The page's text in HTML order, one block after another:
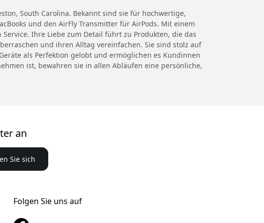
South Carolina. Bekannt sind sie für hochwertige,
und den AirFly Transmitter für AirPods. Mit einem
Ihre Liebe zum Detail führt zu Produkten, die das
und ihren Alltag vereinfachen. Sie sind stolz auf
als Perfektion gelobt und ermöglichen es Kundinnen
ist, bewahren sie in allen Abläufen eine persönliche,
an
Sie sich
Folgen Sie uns auf